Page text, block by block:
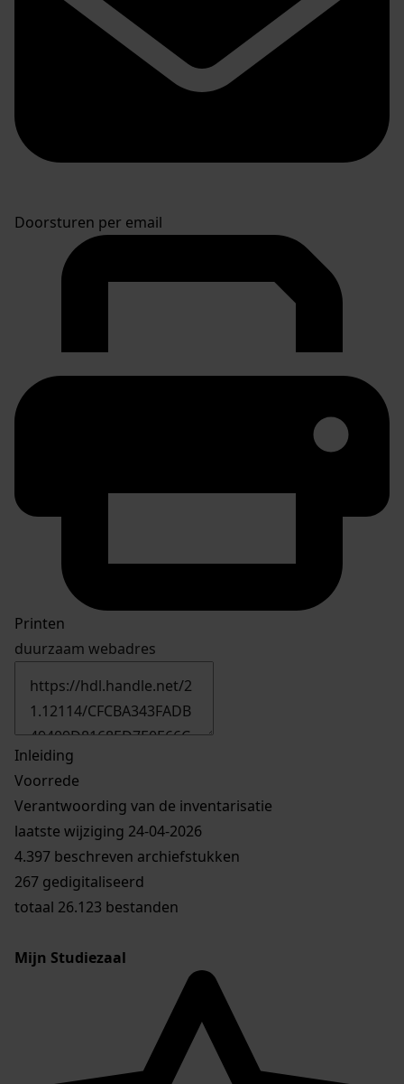
Doorsturen per email
Printen
duurzaam webadres
Inleiding
Voorrede
Verantwoording van de inventarisatie
laatste wijziging 24-04-2026
4.397 beschreven archiefstukken
267 gedigitaliseerd
totaal 26.123 bestanden
Mijn Studiezaal